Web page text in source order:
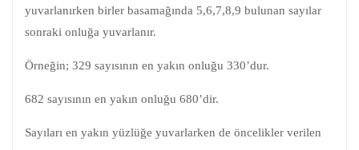
yuvarlanırken birler basamağında 5,6,7,8,9 bulunan sayılar
sonraki onluğa yuvarlanır.
Örneğin; 329 sayısının en yakın onluğu 330’dur.
682 sayısının en yakın onluğu 680’dir.
Sayıları en yakın yüzlüğe yuvarlarken de öncelikler verilen